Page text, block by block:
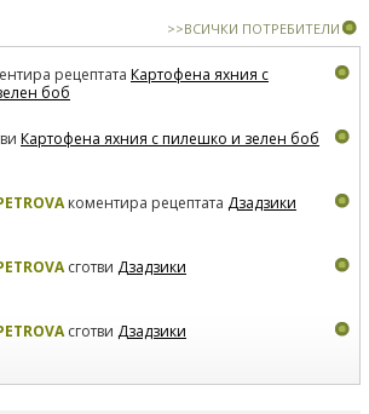
>>ВСИЧКИ ПОТРЕБИТЕЛИ
рецептата Картофена яхния с
боб
Картофена яхния с пилешко и зелен боб
коментира рецептата Дзадзики
сготви Дзадзики
сготви Дзадзики